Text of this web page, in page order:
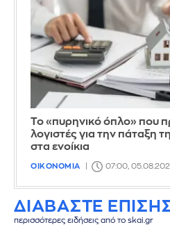
Το «πυρηνικό όπλο» που
λογιστές για την πάταξη
στα ενοίκια
ΟΙΚΟΝΟΜΙΑ 07:00,
ΔΙΑΒΑΣΤΕ
περισσότερες ειδήσεις από το skai.gr